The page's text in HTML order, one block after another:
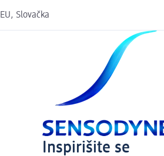
EU, Slovačka
Inspirišite se